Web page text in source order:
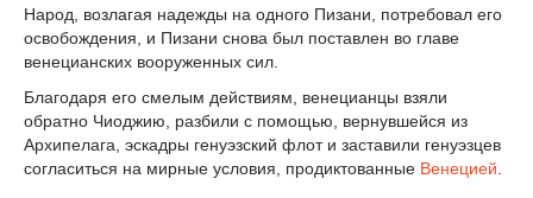
Народ, возлагая надежды на одного Пизани, потребовал его
освобождения, и Пизани снова был поставлен во главе
венецианских вооруженных сил.
Благодаря его смелым действиям, венецианцы взяли
обратно Чиоджию, разбили с помощью, вернувшейся из
Архипелага, эскадры генуэзский флот и заставили генуэзцев
согласиться на мирные условия, продиктованные Венецией